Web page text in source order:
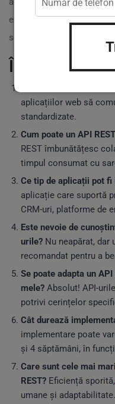
experiență în dezvoltarea
se pliază perfect pe
Întrebări
aplicațiilor web să
standardizate.
Cum poate un API
REST îmbunătățesc
timpul consumat cu
Ce tip de aplicații pot
aplicație care suportă
CRM-uri, platforme de
Este nevoie de
urile? Nu neapărat, dar
recomandat pentru a
Se poate adapta un
mele? Absolut! API-
potrivi cerințelor
Cât durează
implementare poate
și 4 săptămâni, în
Care sunt cele mai
REST? Eficiență sporită,
umane și adaptabilitate.